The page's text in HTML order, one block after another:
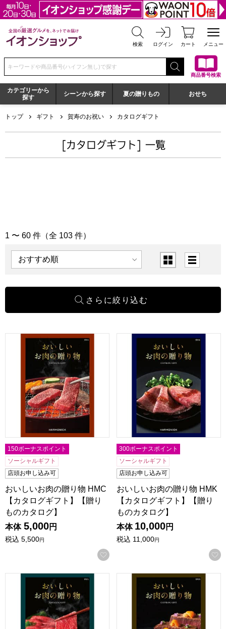
全国の厳選グルメを、ネットでお届け イオンショップ
検索 ログイン カート メニュー
検索キーワードまたは商品番号を入力してください
商品番号検索
カテゴリーから
探す
シーンから探す 夏の贈りもの おせち
トップ ギフト 賀寿のお祝い カタログギフト
[カタログギフト] 一覧
「カタログギフト」の商品一覧
1 〜 60 件（全 103 件）
表示順 表示切替
おいしいお肉の贈り物 HMC【カタログギフト】【贈りもの
150ボーナスポイント
ソーシャルギフト
店頭お申し込み可
おいしいお肉の贈り物 HMC
【カタログギフト】【贈り
ものカタログ】
本体 5,000円
税込 5,500円
お気に入りに登録する
おいしいお肉の贈り物 HMK
300ボーナスポイント
ソーシャルギフト
店頭お申し込み可
おいしいお肉の贈り物 HMK
【カタログギフト】【贈り
ものカタログ】
本体 10,000円
税込 11,000円
おいしいお肉の贈り物 HML【カタログギフト】【贈りもの
おいしいお肉の贈り物 HMB